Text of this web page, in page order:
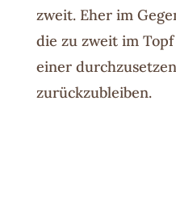
zweit. Eher im
die zu zweit im
einer
zurückzubleiben.